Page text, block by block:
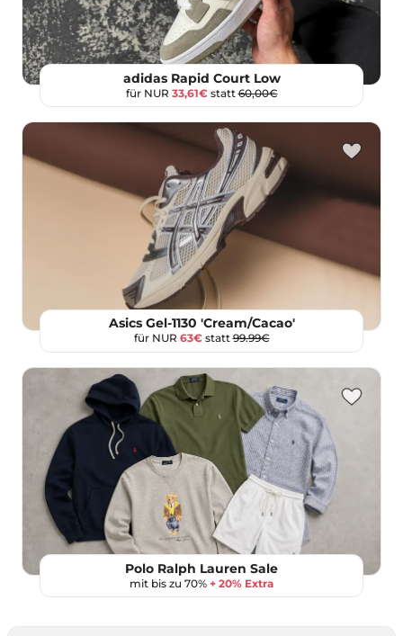
adidas Rapid Court Low
für NUR 33,61€statt60,00€
Asics Gel-1130 'Cream/Cacao'
für NUR 63€statt99.99€
Polo Ralph Lauren Sale
mit bis zu 70% + 20% Extra